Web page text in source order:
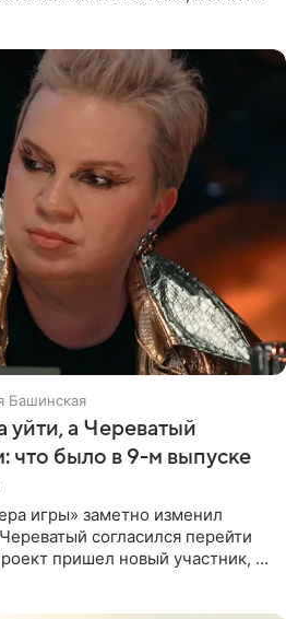
Башинская
уйти, а Череватый
что было в 9-м выпуске
игры» заметно изменил
согласился перейти
пришел новый участник, а